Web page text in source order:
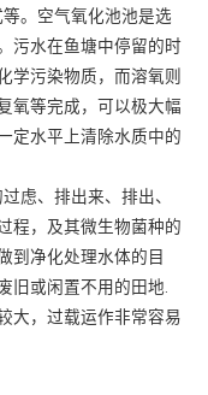
。空气氧化池池是选
污水在鱼塘中停留的时
学污染物质，而溶氧则
氧等完成，可以极大幅
定水平上清除水质中的
虑、排出来、排出、
程，及其微生物菌种的
到净化处理水体的目
旧或闲置不用的田地.
大，过载运作非常容易